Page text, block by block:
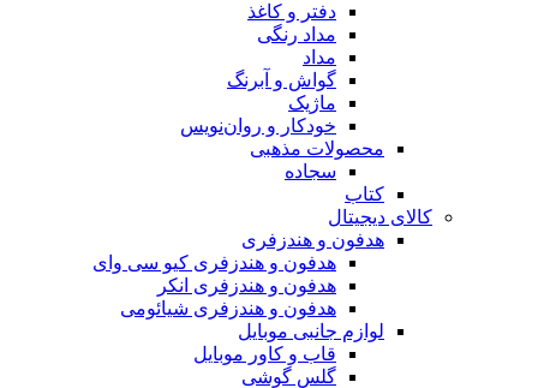
دفتر و کاغذ
مداد رنگی
مداد
گواش و آبرنگ
ماژیک
خودکار و روان‌نویس
محصولات مذهبی
سجاده
کتاب
کالای دیجیتال
هدفون و هندزفری
هدفون و هندزفری کیو سی وای
هدفون و هندزفری انکر
هدفون و هندزفری شیائومی
لوازم جانبی موبایل
قاب و کاور موبایل
گلس گوشی